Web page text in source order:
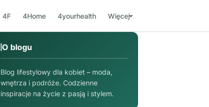
4F 4Home 4yourhealth Więcej
O blogu
Blog lifestylowy dla kobiet – moda,
wnętrza i podróże. Codzienne
inspiracje na życie z pasją i stylem.